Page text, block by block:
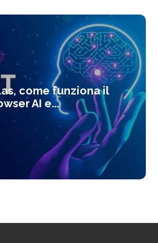
come funziona il
AI e...